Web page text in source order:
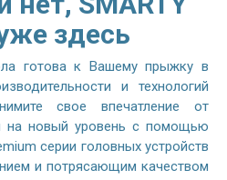
здесь
готова к Вашему прыжку в
и технологий
свое впечатление от
на новый уровень с помощью
серии головных устройств
и потрясающим качеством